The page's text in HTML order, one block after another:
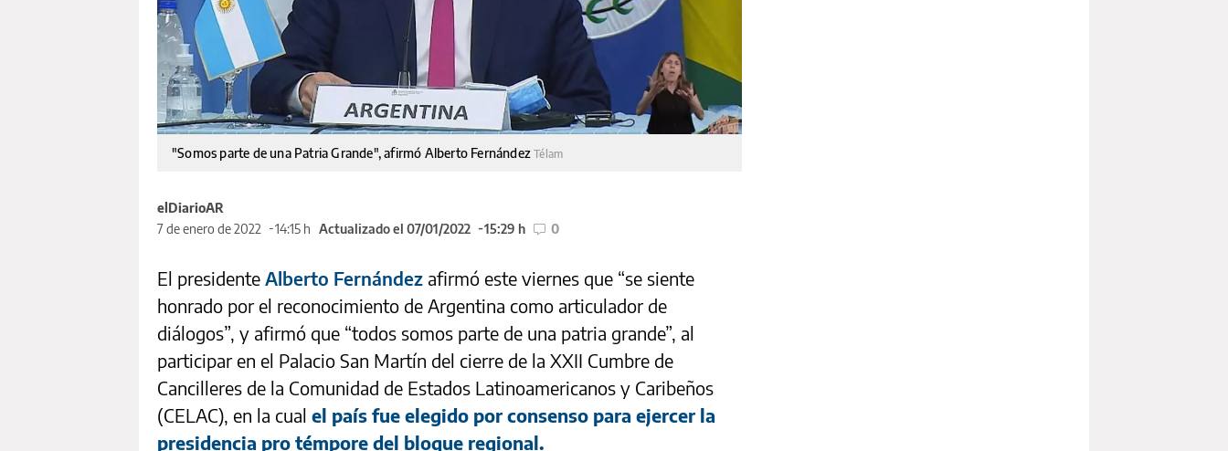
"Somos parte de una Patria Grande", afirmó Alberto FernándezTélam
elDiarioAR
7 de enero de 2022
14:15 h Actualizado el 07/01/2022 15:29 h 0
El presidente Alberto Fernández afirmó este viernes que “se siente
honrado por el reconocimiento de Argentina como articulador de
diálogos”, y afirmó que “todos somos parte de una patria grande”, al
participar en el Palacio San Martín del cierre de la XXII Cumbre de
Cancilleres de la Comunidad de Estados Latinoamericanos y Caribeños
(CELAC), en la cual el país fue elegido por consenso para ejercer la
presidencia pro témpore del bloque regional.